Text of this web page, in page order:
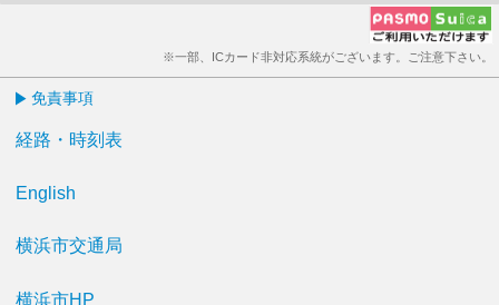
※一部、ICカード非対応系統がございます。ご注意下さい。
免責事項
経路・時刻表
English
横浜市交通局
横浜市HP